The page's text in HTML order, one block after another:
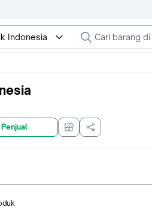
Indonesia